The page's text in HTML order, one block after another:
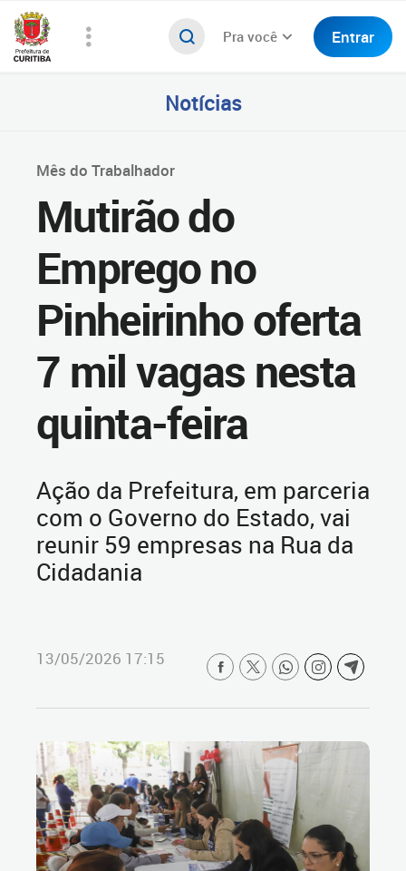
Pra você Entrar
Notícias
Mês do Trabalhador
Mutirão do
Emprego no
Pinheirinho oferta
7 mil vagas nesta
quinta-feira
Ação da Prefeitura, em parceria
com o Governo do Estado, vai
reunir 59 empresas na Rua da
Cidadania
13/05/2026 17:15